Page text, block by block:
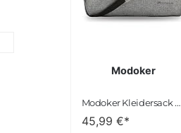
Modoker
Modoker Kleidersack Anzughülle für Männer Frauen, Anzugtasche für Reisen, Kleidertaschen Schuhbeutel – 2 in 1 Hängender Koffer Anzug Reisetaschen, Hochwertige Kleiderhülle für Anzug und Kleid
45,99 €*